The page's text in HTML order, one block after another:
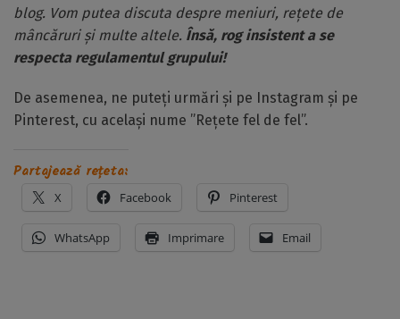
blog. Vom putea discuta despre meniuri, rețete de
mâncăruri și multe altele. Însă, rog insistent a se
respecta regulamentul grupului!
De asemenea, ne puteți urmări și pe Instagram și pe
Pinterest, cu același nume ”Rețete fel de fel”.
Partajează rețeta:
X Facebook Pinterest
WhatsApp Imprimare Email